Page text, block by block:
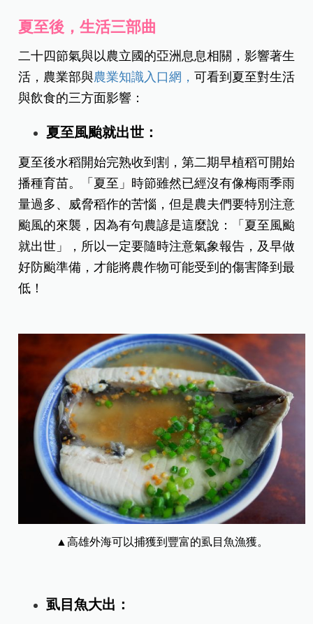
夏至後，生活三部曲
二十四節氣與以農立國的亞洲息息相關，影響著生
活，農業部與農業知識入口網，可看到夏至對生活
與飲食的三方面影響：
夏至風颱就出世：
夏至後水稻開始完熟收到割，第二期早植稻可開始
播種育苗。「夏至」時節雖然已經沒有像梅雨季雨
量過多、威脅稻作的苦惱，但是農夫們要特別注意
颱風的來襲，因為有句農諺是這麼說：「夏至風颱
就出世」，所以一定要隨時注意氣象報告，及早做
好防颱準備，才能將農作物可能受到的傷害降到最
低！
▲高雄外海可以捕獲到豐富的虱目魚漁獲。
虱目魚大出：